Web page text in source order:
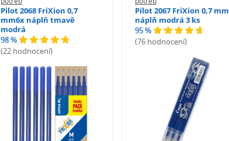
Pilot 2068 FriXion 0,7
mm6x náplň tmavě
modrá
98 %
(22 hodnocení)
Pilot 2067 FriXion 0,7 mm
náplň modrá 3 ks
95 %
(76 hodnocení)